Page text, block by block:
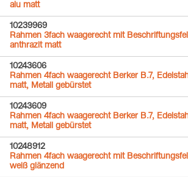
alu matt
10239969
Rahmen 3fach waagerecht mit
anthrazit matt
10243606
Rahmen 4fach waagerecht Berker B.7,
matt, Metall gebürstet
10243609
Rahmen 4fach waagerecht Berker B.7,
matt, Metall gebürstet
10248912
Rahmen 4fach waagerecht mit
weiß glänzend